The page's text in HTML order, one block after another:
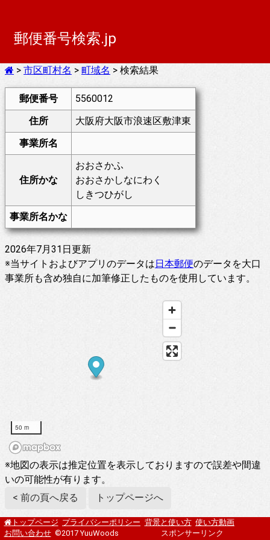
郵便番号検索.jp
> 市区町村名 > 町域名 > 検索結果
郵便番号
5560012
住所
大阪府大阪市浪速区敷津東
事業所名
住所かな
おおさかふ
おおさかしなにわく
しきつひがし
事業所名かな
2026年7月31日更新
※当サイトおよびアプリのデータは日本郵便のデータを大口
事業所も含め独自に加筆修正したものを使用しています。
50 m
※地図の表示は推定位置を表示しておりますので誤差や間違
いの可能性が有ります。
< 前の頁へ戻る
トップページへ
トップページ プライバシーポリシー 背景と使い方 使い方動画
お問い合わせ ©2017 YuuWoods スポンサーリンク